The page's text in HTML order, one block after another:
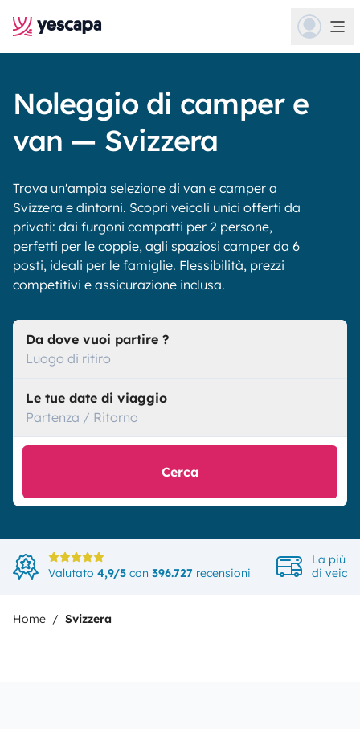
Noleggio di camper e
van — Svizzera
Trova un'ampia selezione di van e camper a
Svizzera e dintorni. Scopri veicoli unici offerti da
privati: dai furgoni compatti per 2 persone,
perfetti per le coppie, agli spaziosi camper da 6
posti, ideali per le famiglie. Flessibilità, prezzi
competitivi e assicurazione inclusa.
Da dove vuoi partire ?
Luogo di ritiro
Le tue date di viaggio
Partenza / Ritorno
Cerca
Valutato 4,9/5 con 396.727 recensioni
La più
di
Home Svizzera